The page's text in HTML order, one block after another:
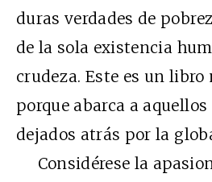
duras verdades de
de la sola existencia
crudeza. Este es un
porque abarca a
dejados atrás por la
Considérese la